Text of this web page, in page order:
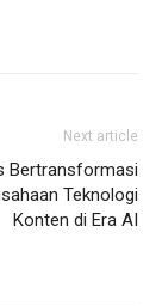
Next article
Bertransformasi
Teknologi
Konten di Era AI